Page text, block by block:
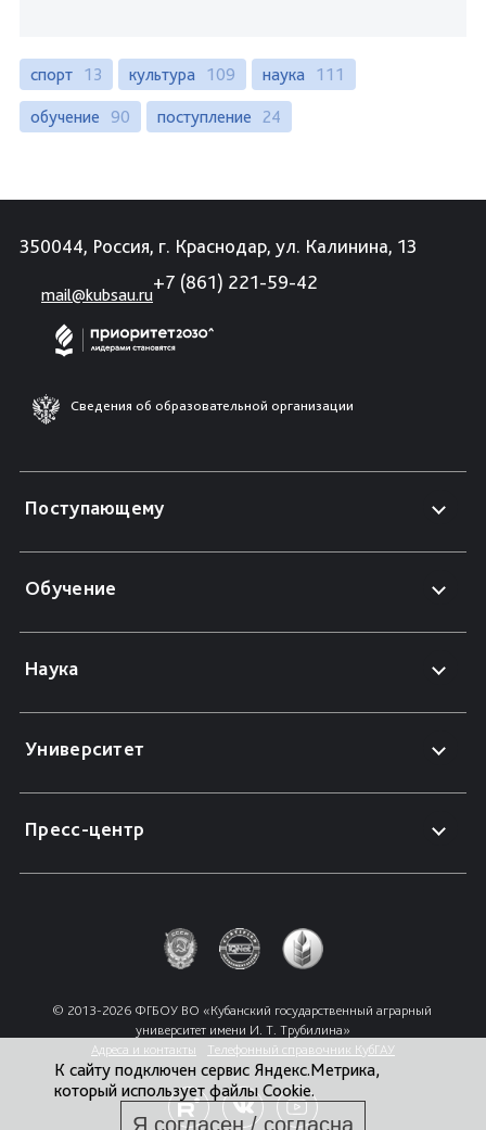
спорт 13 культура 109 наука 111
обучение 90 поступление 24
350044, Россия, г. Краснодар, ул. Калинина, 13
mail@kubsau.ru
+7 (861) 221-59-42
Сведения об образовательной организации
Поступающему
Обучение
Наука
Университет
Пресс-центр
© 2013-2026 ФГБОУ ВО «Кубанский государственный аграрный
университет имени И. Т. Трубилина»
Адреса и контакты
Телефонный справочник КубГАУ
К сайту подключен сервис Яндекс.Метрика,
который использует файлы Cookie.
Я согласен / согласна